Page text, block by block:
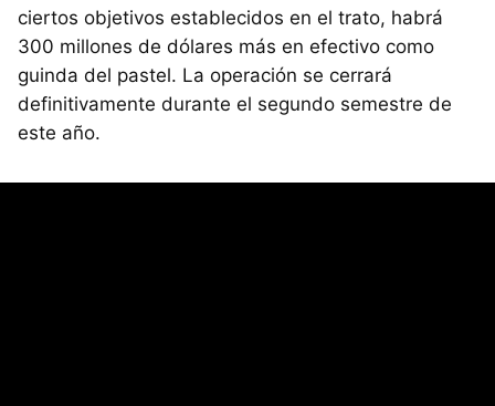
ciertos objetivos establecidos en el trato, habrá
300 millones de dólares más en efectivo como
guinda del pastel. La operación se cerrará
definitivamente durante el segundo semestre de
este año.